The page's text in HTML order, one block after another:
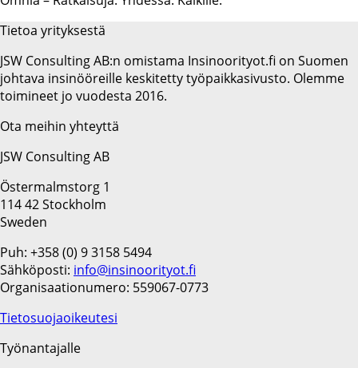
Tietoa yrityksestä
JSW Consulting AB:n omistama Insinoorityot.fi on Suomen
johtava insinööreille keskitetty työpaikkasivusto. Olemme
toimineet jo vuodesta 2016.
Ota meihin yhteyttä
JSW Consulting AB
Östermalmstorg 1
114 42 Stockholm
Sweden
Puh: +358 (0) 9 3158 5494
Sähköposti: info@insinoorityot.fi
Organisaationumero: 559067-0773
Tietosuojaoikeutesi
Työnantajalle